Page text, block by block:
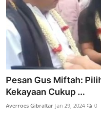
Pesan Gus Miftah:
Kekayaan Cukup ...
Averroes Gibraltar Jan 29, 2024 0